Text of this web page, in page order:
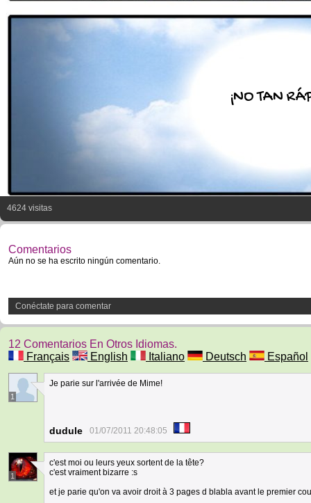
¡NO TAN
4624 visitas
Comentarios
Aún no se ha escrito ningún comentario.
Conéctate para comentar
12 Comentarios En Otros Idiomas.
Français
English Italiano Deutsch Español
1
Je parie sur l'arrivée de Mime!
dudule 01/07/2011 20:48:05
1
c'est moi ou leurs yeux sortent de la tête?
c'est vraiment bizarre :s
et je parie qu'on va avoir droit à 3 pages d blabla avant le premier